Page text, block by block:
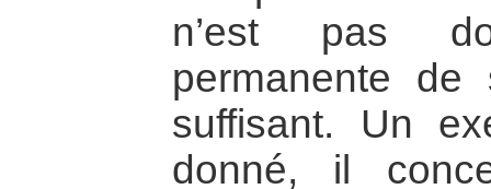
n’est pas
permanente de
suffisant. Un
donné, il